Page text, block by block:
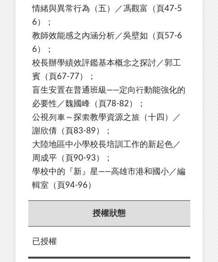
情緒與異常行為（五）／馮觀富（頁47-5
6）；
教師效能感之內涵分析／吳壁如（頁57-6
6）；
校長辦學績效評鑑基本概念之探討／郭工
賓（頁67-77）；
盲生安置在普通班級——定向行動能強化的
必要性／魏國峰（頁78-82）；
公視列車～探索教學資源之旅（十四）／
謝欣倩（頁83-89）；
大陸地區中小學校長培訓工作的新起色／
周成平（頁90-93）；
學校中的『新』星——高雄市港和國小／編
輯室（頁94-96）
授權狀態
已授權